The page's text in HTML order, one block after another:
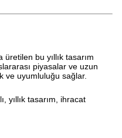
üretilen bu yıllık tasarım
piyasalar ve uzun
ve uyumluluğu sağlar.
yıllık tasarım, ihracat